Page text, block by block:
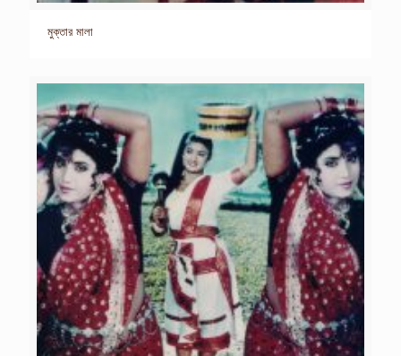
মুক্তার মালা